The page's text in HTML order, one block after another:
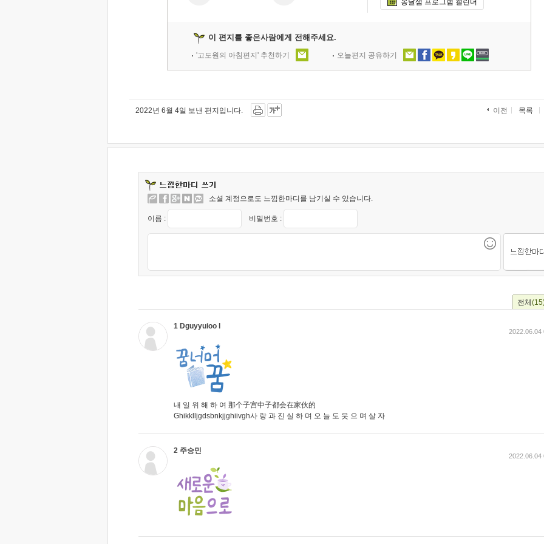
옹달샘 프로그램 캘린더
이 편지를 좋은사람에게 전해주세요.
'고도원의 아침편지' 추천하기 오늘편지 공유하기
2022년 6월 4일 보낸 편지입니다. 이전 목록
소셜 계정으로도 느낌한마디를 남기실 수 있습니다.
이름 : 비밀번호 :
전체
1 Dguyyuioo l
내 일 위 해 하 여 那个子宫中子都会在家伙的
Ghikklljgdsbnkjjghiivgh사 랑 과 진 실 하 며 오 늘 도 웃 으 며 살 자
2022.06.04
2 주승민
2022.06.04